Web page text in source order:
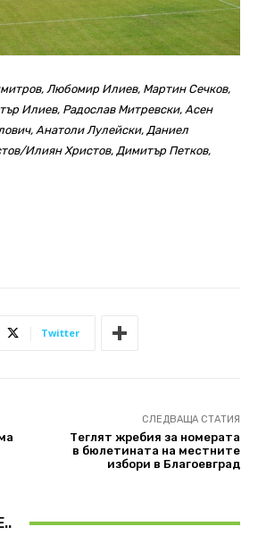
Любомир Илиев, Мартин Сечков,
Илиев, Радослав Митревски, Асен
Анатоли Лулейски, Даниел
Илиян Христов, Димитър Петков,
Twitter
СЛЕДВАЩА СТАТИЯ
Теглят жребия за номерата
в бюлетината на местните
избори в Благоевград